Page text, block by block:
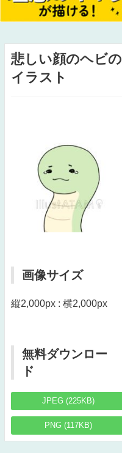
悲しい顔のヘビの
イラスト
画像サイズ
縦2,000px : 横2,000px
無料ダウンロー
ド
JPEG (225KB)
PNG (117KB)